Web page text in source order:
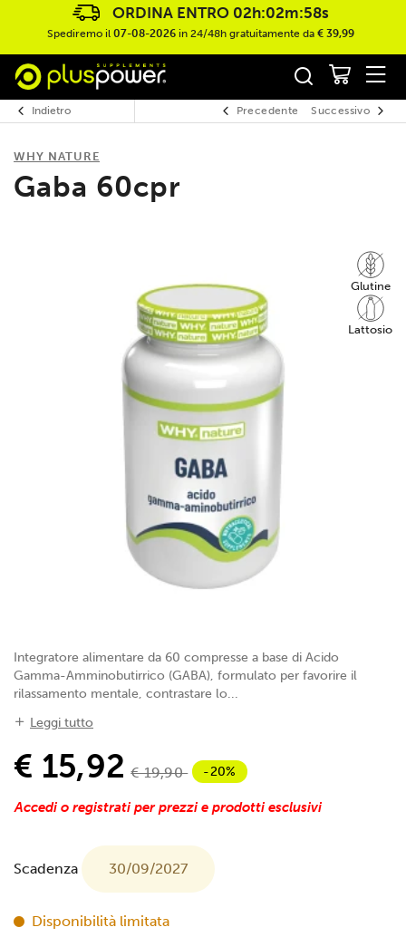
ORDINA ENTRO 02h:02m:57s
Spediremo il 07-08-2026 in 24/48h gratuitamente da € 39,99
Indietro Precedente Successivo
WHY NATURE
Gaba 60cpr
Glutine
Lattosio
Integratore alimentare da 60 compresse a base di Acido
Gamma-Amminobutirrico (GABA), formulato per favorire il
rilassamento mentale, contrastare lo...
Leggi tutto
€ 15,92 € 19,90 -20%
Accedi o registrati per prezzi e prodotti esclusivi
Scadenza 30/09/2027
Disponibilità limitata